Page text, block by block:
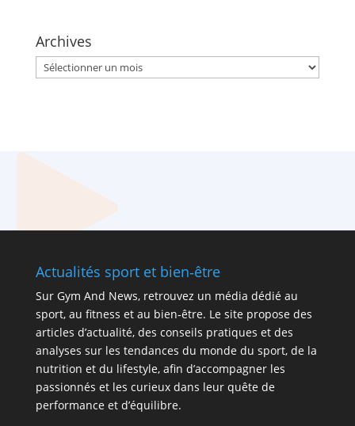
Archives
Archives
Actualités sport et bien‑être
Sur Gym And News, retrouvez un média dédié au
sport, au fitness et au bien‑être. Le site propose des
articles d’actualité, des conseils pratiques et des
analyses sur les tendances du monde du sport, de la
nutrition et du lifestyle, afin d’accompagner les
passionnés et les curieux dans leur quête de
performance et d’équilibre.